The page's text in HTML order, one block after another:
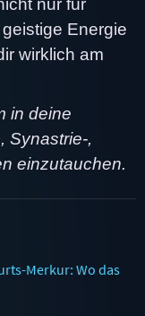
nur für
Energie
wirklich am
in deine
Synastrie-,
einzutauchen.
Merkur: Wo das